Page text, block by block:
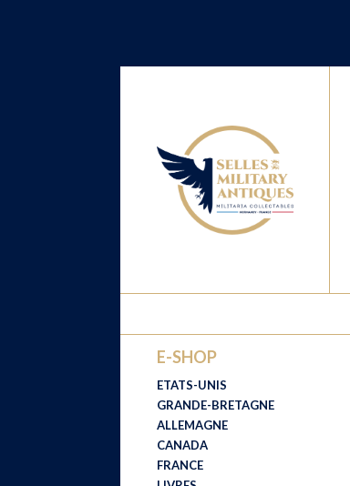
E-SHOP
ETATS-UNIS
GRANDE-BRETAGNE
ALLEMAGNE
CANADA
FRANCE